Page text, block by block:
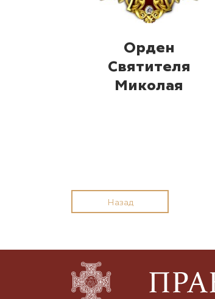
Орден
Святителя
Миколая
Назад